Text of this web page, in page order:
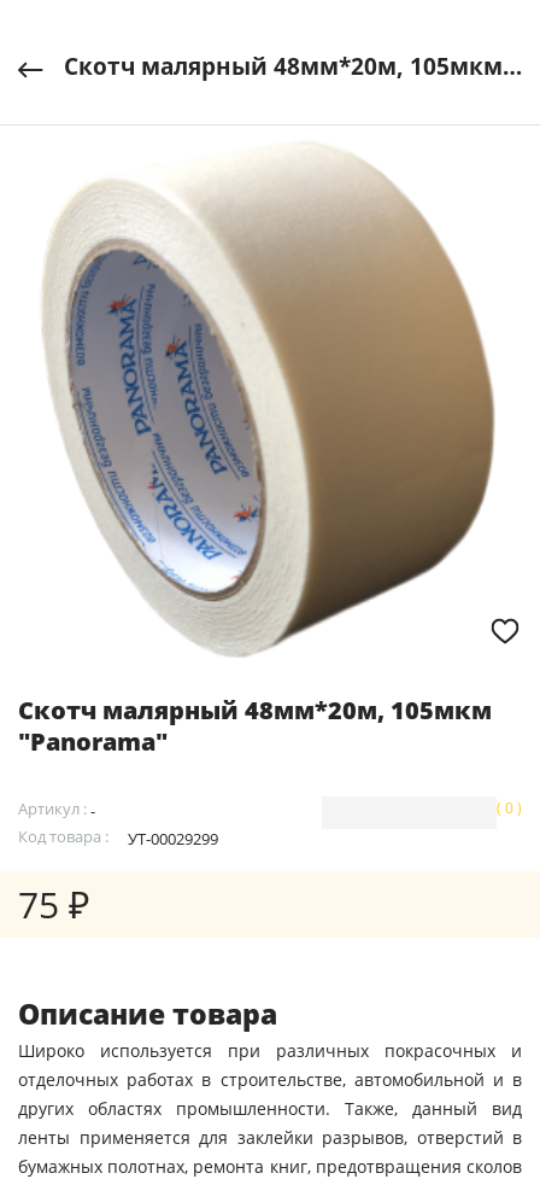
Скотч малярный 48мм*20м, 105мкм "Panorama"
Скотч малярный 48мм*20м, 105мкм
"Panorama"
Артикул :-
Код товара :
УТ-00029299
( 0 )
75 ₽
Описание товара
Широко используется при различных покрасочных и
отделочных работах в строительстве, автомобильной и в
других областях промышленности. Также, данный вид
ленты применяется для заклейки разрывов, отверстий в
бумажных полотнах, ремонта книг, предотвращения сколов